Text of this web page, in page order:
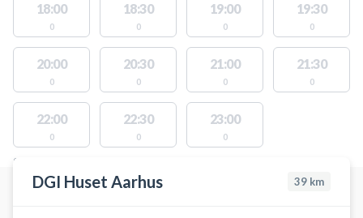
18:00
0
18:30
0
19:00
0
19:30
0
20:00
0
20:30
0
21:00
0
21:30
0
22:00
0
22:30
0
23:00
0
STEDER MED LEDIGE AKTIVITETER
DGI Huset Aarhus 39 km